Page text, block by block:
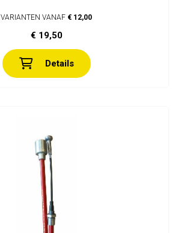
VARIANTEN VANAF € 12,00
€ 19,50
Details